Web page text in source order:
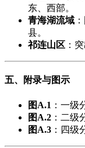
东、西部。
​青海湖流域​
县。
​祁连山区​ ：
五、附录与图示
​图A.1​ ：一级
​图A.2​ ：二级
​图A.3​ ：四级